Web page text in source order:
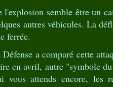
l'explosion semble être un
autres véhicules. La
ferrée.
a comparé cette
en avril, autre "symbole
vous attends encore, les